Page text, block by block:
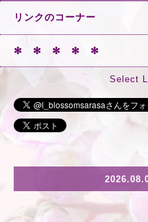
リンクのコーナー
✻ ✻ ✻ ✻ ✻
Select